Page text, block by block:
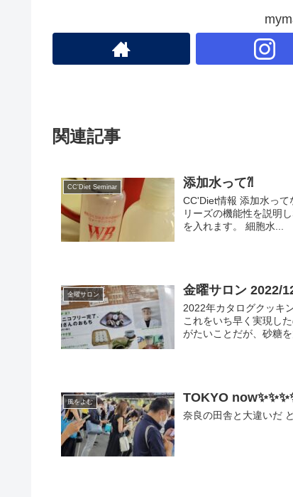
関連記事
CC'Diet Seminar 添加水って⁈
CC'Diet情報 添加水っ
リーズの機能性を説明
を入れます。 細胞水...
金曜サロン 金曜サロン 2022/
2022年カタログクッキ
これをいち早く実現し
がたいことだが、砂糖
風をよむ TOKYO
奈良の田舎と大違いだ